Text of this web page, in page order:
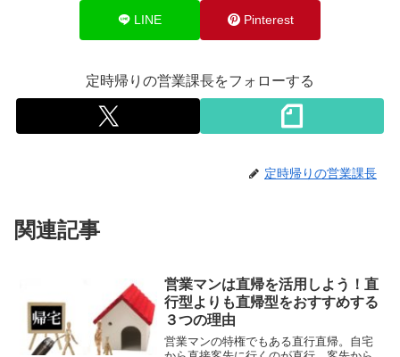
LINE Pinterest
定時帰りの営業課長をフォローする
定時帰りの営業課長
関連記事
営業マンは直帰を活用しよう！直
行型よりも直帰型をおすすめする
３つの理由
営業マンの特権でもある直行直帰。自宅